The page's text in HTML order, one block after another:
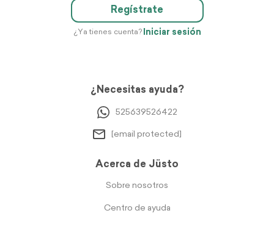
Regístrate
¿Ya tienes cuenta? Iniciar sesión
¿Necesitas ayuda?
525639526422
[email protected]
Acerca de Jüsto
Sobre nosotros
Centro de ayuda